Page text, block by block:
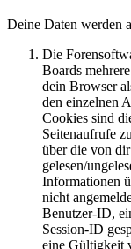
Deine Daten werden
Die
Boards
dein Browser
den einzelnen
Cookies sind
Seitenaufrufe
über die von
gelesen/
Informationen
nicht
Benutzer-ID,
Session-ID
eine Gültigkeit